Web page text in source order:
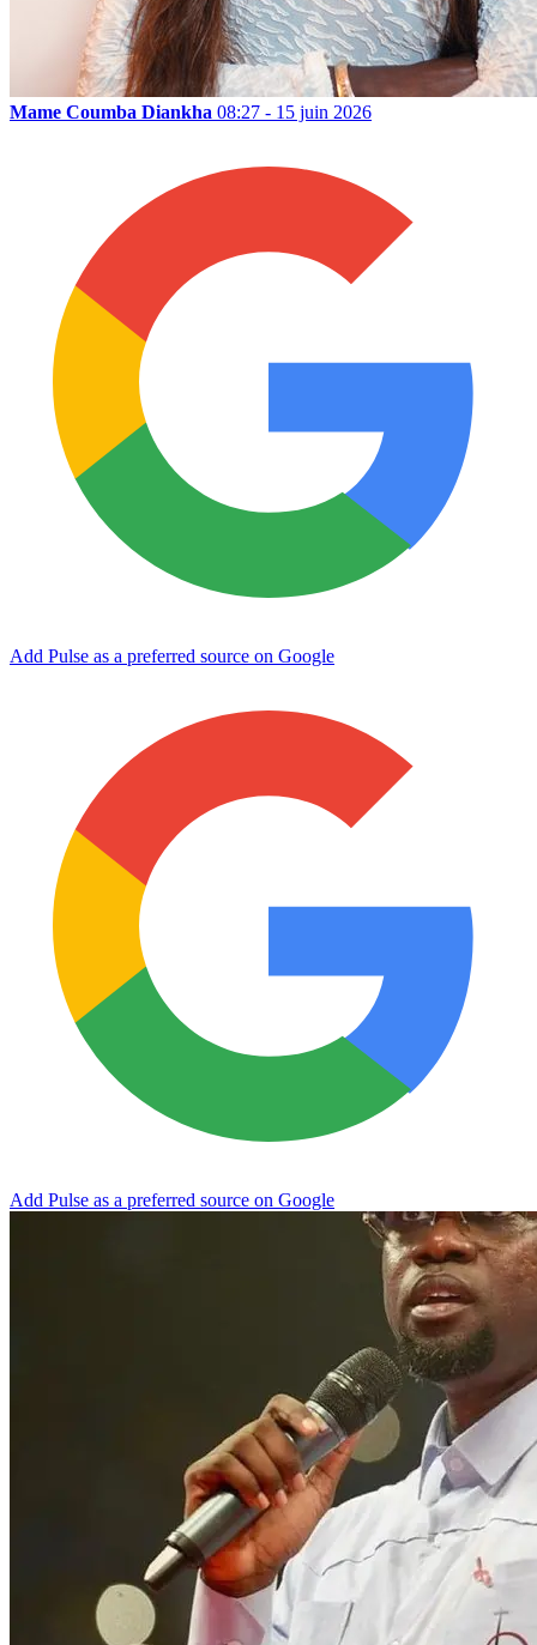
Mame Coumba Diankha 08:27 - 15 juin 2026
Add Pulse as a preferred source on Google
Add Pulse as a preferred source on Google